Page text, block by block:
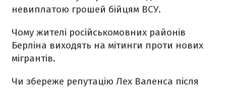
невиплатою грошей бійцям ВСУ.
Чому жителі російськомовних районів
Берліна виходять на мітинги проти нових
мігрантів.
Чи збереже репутацію Лех Валенса після